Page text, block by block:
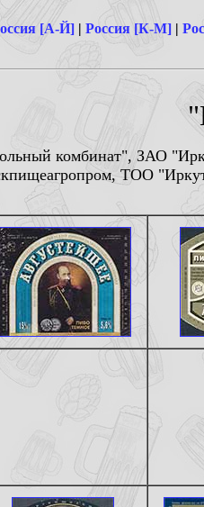
[А-Й] | Россия [К-М] |
комбинат", ЗАО
ТОО